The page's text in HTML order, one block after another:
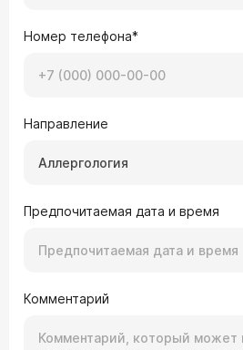
Номер телефона*
Направление
Аллергология
Предпочитаемая дата и время
Комментарий